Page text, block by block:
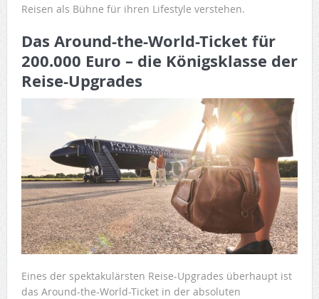
Reisen als Bühne für ihren Lifestyle verstehen.
Das Around-the-World-Ticket für
200.000 Euro – die Königsklasse der
Reise-Upgrades
Eines der spektakulärsten Reise-Upgrades überhaupt ist
das Around-the-World-Ticket in der absoluten